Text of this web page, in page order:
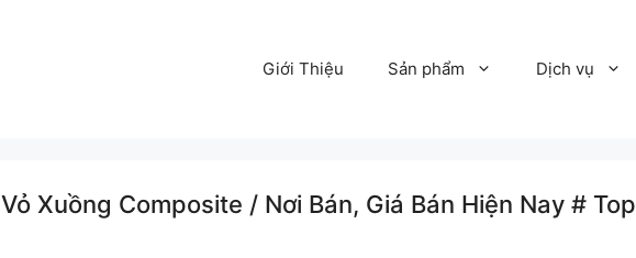
Giới Thiệu Sản phẩm Dịch vụ
Xuồng Composite /️ Nơi Bán, Giá Bán Hiện Nay # Top